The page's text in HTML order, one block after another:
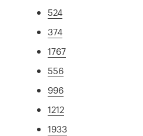
524
374
1767
556
996
1212
1933